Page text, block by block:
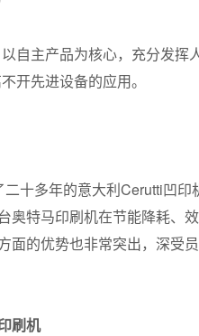
自主产品为核心，充分发
开先进设备的应用。
十多年的意大利Cerutti凹
奥特马印刷机在节能降耗、
面的优势也非常突出，深受
刷机